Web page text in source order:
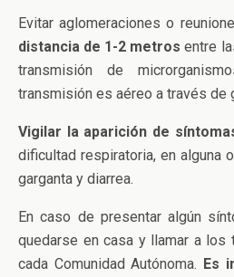
Evitar aglomeraciones o
distancia de 1-2 metros entre
transmisión de
transmisión es aéreo a través de
Vigilar la aparición de
dificultad respiratoria, en alguna
garganta y diarrea.
En caso de presentar algún
quedarse en casa y llamar a los
cada Comunidad Autónoma. Es